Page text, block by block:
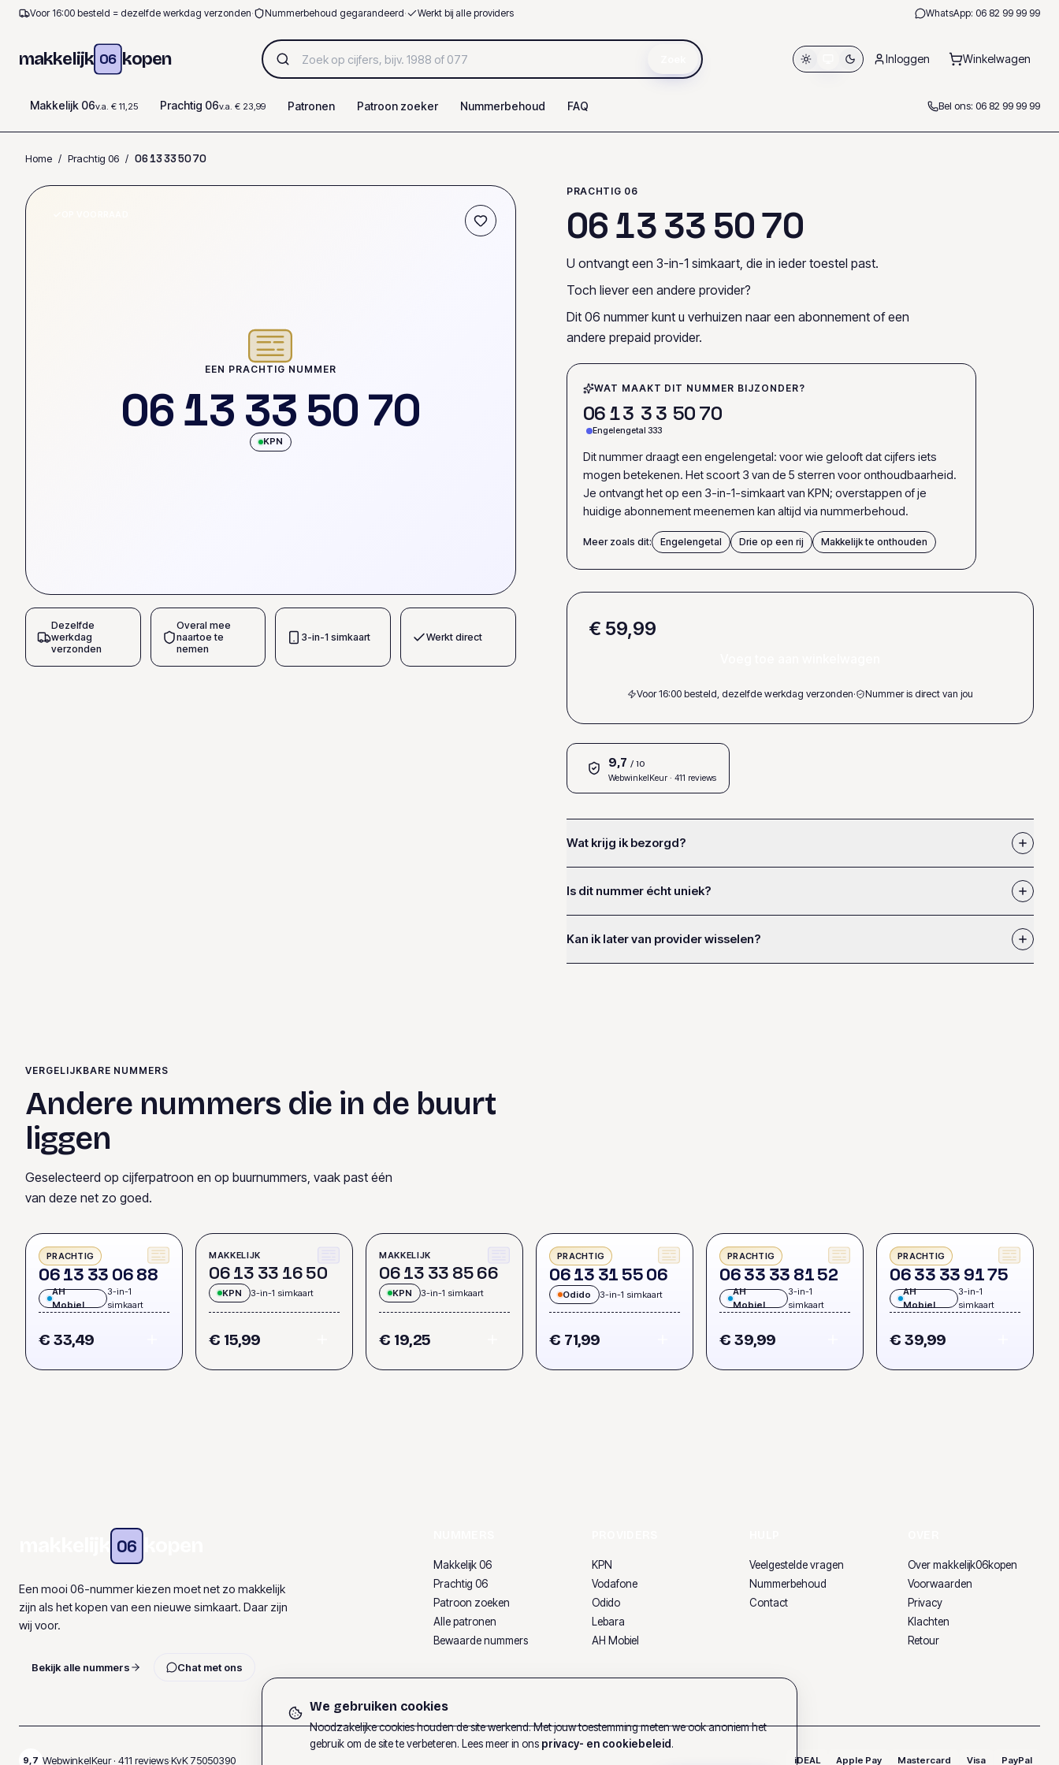
Voor 16:00 besteld = dezelfde werkdag verzonden· Nummerbehoud gegarandeerd· Werkt bij alle providers WhatsApp: 06 82 99 99 99
makkelijk 06 kopen Inloggen Winkelwagen
Makkelijk 06v.a. € 11,25 Prachtig 06v.a. € 23,99 Patronen Patroon zoeker Nummerbehoud FAQ Bel ons: 06 82 99 99 99
Home / Prachtig 06 / 0613335070
EEN PRACHTIG NUMMER
0613 33 5070
KPN
Dezelfde
werkdag
verzonden
Overal mee
naartoe te
nemen
3-in-1 simkaart Werkt direct
PRACHTIG 06
061333 5070
U ontvangt een 3-in-1 simkaart, die in ieder toestel past.
Toch liever een andere provider?
Dit 06 nummer kunt u verhuizen naar een abonnement of een
andere prepaid provider.
WAT MAAKT DIT NUMMER BIJZONDER?
0613 33 5070
Engelengetal 333
Dit nummer draagt een engelengetal: voor wie gelooft dat cijfers iets
mogen betekenen. Het scoort 3 van de 5 sterren voor onthoudbaarheid.
Je ontvangt het op een 3-in-1-simkaart van KPN; overstappen of je
huidige abonnement meenemen kan altijd via nummerbehoud.
Meer zoals dit: Engelengetal Drie op een rij Makkelijk te onthouden
€ 59,99
Voor 16:00 besteld, dezelfde werkdag verzonden· Nummer is direct van jou
9,7 / 10
WebwinkelKeur· 411 reviews
Wat krijg ik bezorgd?
Is dit nummer écht uniek?
Kan ik later van provider wisselen?
VERGELIJKBARE NUMMERS
Andere nummers die in de buurt
liggen
Geselecteerd op cijferpatroon en op buurnummers, vaak past één
van deze net zo goed.
PRACHTIG
0613 33 0688
AH
Mobiel
3-in-1
simkaart
€ 33,49
MAKKELIJK
0613 33 1650
KPN 3-in-1 simkaart
€ 15,99
MAKKELIJK
0613 33 8566
KPN 3-in-1 simkaart
€ 19,25
PRACHTIG
0613 31 5506
Odido 3-in-1 simkaart
€ 71,99
PRACHTIG
0633 33 8152
AH
Mobiel
3-in-1
simkaart
€ 39,99
PRACHTIG
0633 33 9175
AH
Mobiel
3-in-1
simkaart
€ 39,99
06
Een mooi 06-nummer kiezen moet net zo makkelijk
zijn als het kopen van een nieuwe simkaart. Daar zijn
wij voor.
Bekijk alle nummers Chat met ons
Makkelijk 06
Prachtig 06
Patroon zoeken
Alle patronen
Bewaarde nummers
KPN
Vodafone
Odido
Lebara
AH Mobiel
Veelgestelde vragen
Nummerbehoud
Contact
Over makkelijk06kopen
Voorwaarden
Privacy
Klachten
Retour
9,7 WebwinkelKeur · 411 reviews·KvK75050390 iDEAL Apple Pay Mastercard Visa PayPal
We gebruiken cookies
Noodzakelijke cookies houden de site werkend. Met jouw toestemming meten we ook anoniem het
gebruik om de site te verbeteren. Lees meer in ons privacy- en cookiebeleid.